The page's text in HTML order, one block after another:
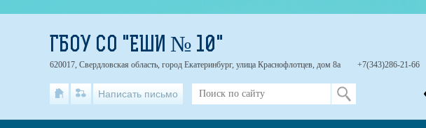
ГБОУ СО "ЕШИ № 10"
620017, Свердловская область, город Екатеринбург, улица Краснофлотцев, дом 8а +7(343)286-21-66
Написать письмо